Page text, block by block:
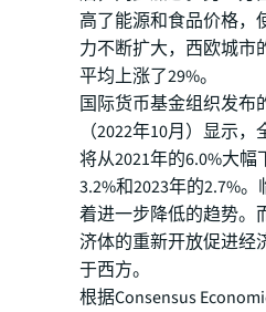
高了能源和食品价格，
力不断扩大，西欧城市
平均上涨了29%。
国际货币基金组织发布
（2022年10月）显示
将从2021年的6.0%大幅
3.2%和2023年的2.7%
着进一步降低的趋势。
济体的重新开放促进经
于西方。
根据Consensus